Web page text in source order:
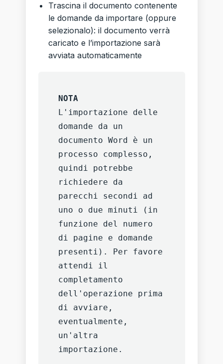
Trascina il documento contenente
le domande da importare (oppure
selezionalo): il documento verrà
caricato e l’importazione sarà
avviata automaticamente
NOTA
L'importazione delle
domande da un
documento Word è un
processo complesso,
quindi potrebbe
richiedere da
parecchi secondi ad
uno o due minuti (in
funzione del numero
di pagine e domande
presenti). Per favore
attendi il
completamento
dell'operazione prima
di avviare,
eventualmente,
un'altra
importazione.